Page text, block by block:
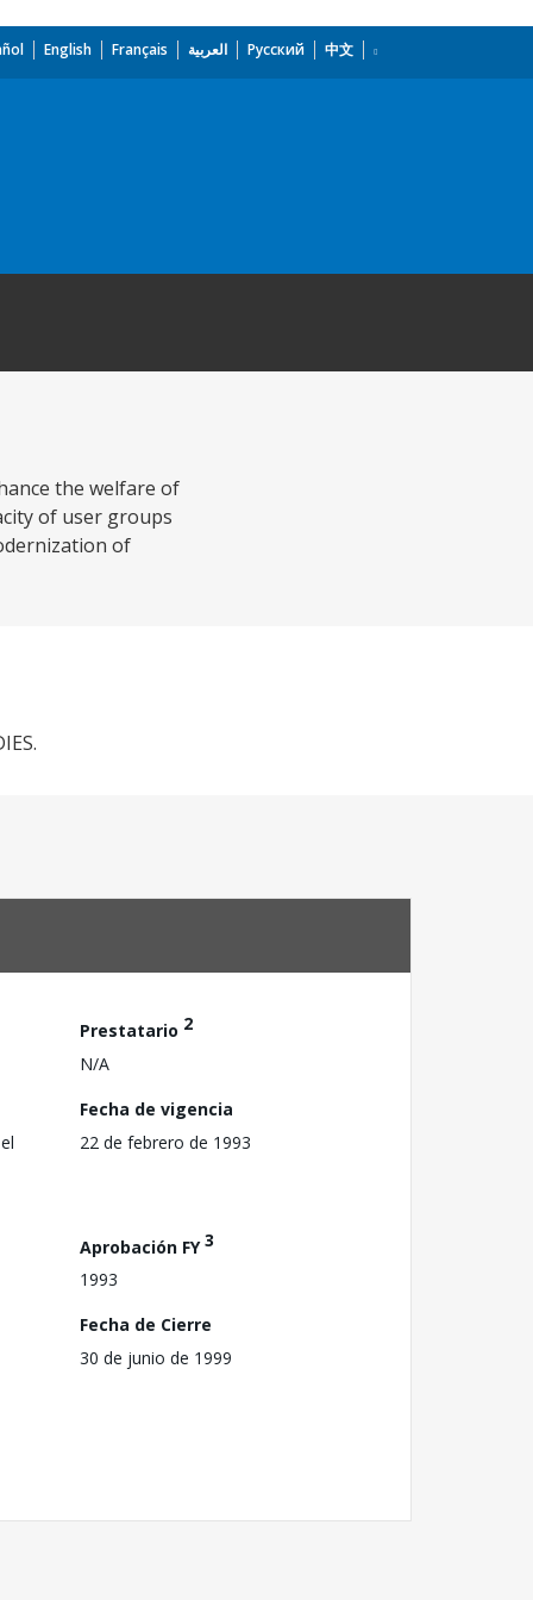
English Français العربية Русский 中文
the welfare of
of user groups
of
Prestatario 2
N/A
Fecha de vigencia
22 de febrero de 1993
Aprobación FY3
1993
Fecha de Cierre
30 de junio de 1999